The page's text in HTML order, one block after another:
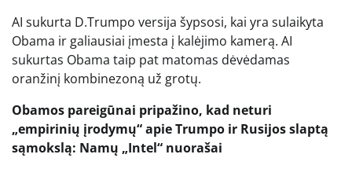
AI sukurta D.Trumpo versija šypsosi, kai yra sulaikyta
Obama ir galiausiai įmesta į kalėjimo kamerą. AI
sukurtas Obama taip pat matomas dėvėdamas
oranžinį kombinezoną už grotų.
Obamos pareigūnai pripažino, kad neturi
„empirinių įrodymų“ apie Trumpo ir Rusijos slaptą
sąmokslą: Namų „Intel“ nuorašai